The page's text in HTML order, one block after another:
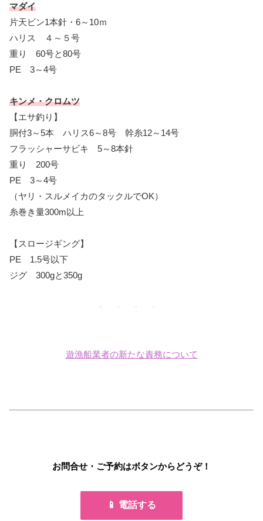
マダイ
片天ビン1本針・6～10ｍ
ハリス ４～５号
重り 60号と80号
PE 3～4号
キンメ・クロムツ
【エサ釣り】
胴付3～5本 ハリス6～8号 幹糸12～14号
フラッシャーサビキ 5～8本針
重り 200号
PE 3～4号
（ヤリ・スルメイカのタックルでOK）
糸巻き量300m以上
【スロージギング】
PE 1.5号以下
ジグ 300gと350g
・ ・ ・ ・
遊漁船業者の新たな責務について
お問合せ・ご予約はボタンからどうぞ！
📱 電話する